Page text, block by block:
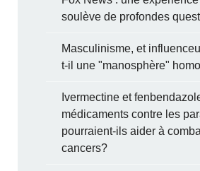
soulève de profondes
Masculinisme, et
t-il une "manosphère"
Ivermectine et
médicaments contre les
pourraient-ils aider à
cancers?